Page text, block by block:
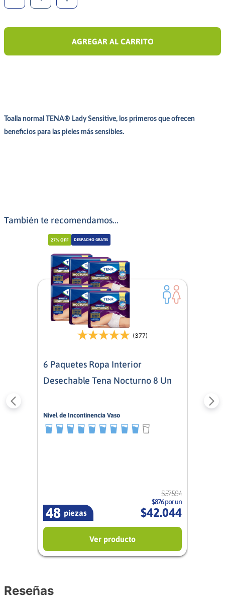
AGREGAR AL CARRITO
Toalla normal TENA® Lady Sensitive, los primeros que ofrecen
beneficios para las pieles más sensibles.
También te recomendamos...
27% OFF DESPACHO GRATIS
(377)
6 Paquetes Ropa Interior
Desechable Tena Nocturno 8 Un
Nivel de Incontinencia Vaso
9/10
piezas
48
$57.594
$876 por un
$42.044
Ver producto
Reseñas